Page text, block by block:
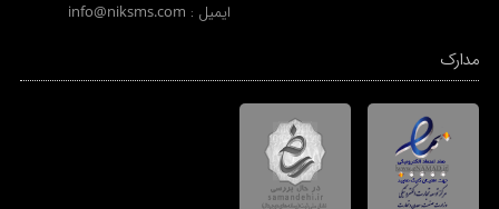
ایمیل : info@niksms.com
مدارک